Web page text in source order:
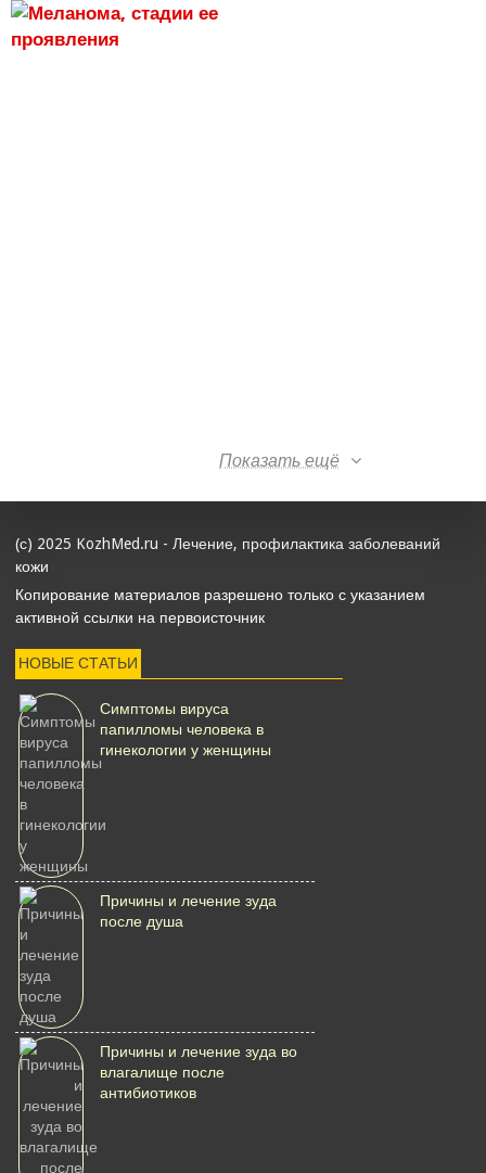
Показать ещё
(с) 2025 KozhMed.ru - Лечение, профилактика заболеваний
кожи
Копирование материалов разрешено только с указанием
активной ссылки на первоисточник
НОВЫЕ СТАТЬИ
Симптомы вируса
папилломы человека в
гинекологии у женщины
Причины и лечение зуда
после душа
Причины и лечение зуда во
влагалище после
антибиотиков